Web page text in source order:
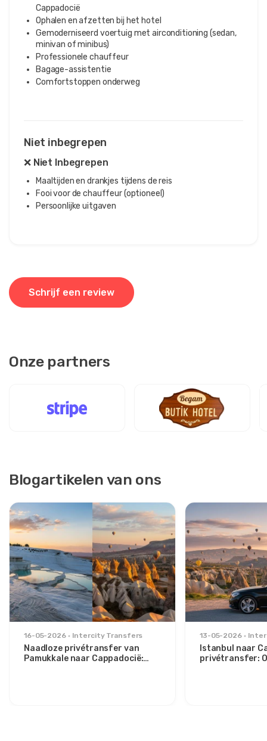
Cappadocië
Ophalen en afzetten bij het hotel
Gemoderniseerd voertuig met airconditioning (sedan,
minivan of minibus)
Professionele chauffeur
Bagage-assistentie
Comfortstoppen onderweg
Niet inbegrepen
❌ Niet Inbegrepen
Maaltijden en drankjes tijdens de reis
Fooi voor de chauffeur (optioneel)
Persoonlijke uitgaven
Schrijf een review
Onze partners
Blogartikelen van ons
16-05-2026 Intercity Transfers
Naadloze privétransfer van
Pamukkale naar Cappadocië:
13-05-2026
Istanbul naar
privétransfer: